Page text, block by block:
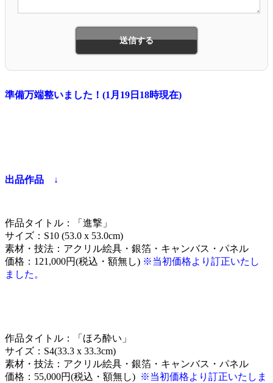
準備万端整いました！(1月19日18時現在)
出品作品 ↓
作品タイトル：「進撃」
サイズ：S10 (53.0 x 53.0cm)
素材・技法：アクリル絵具・銀箔・キャンバス・パネル
価格：121,000円(税込・額無し) ※当初価格より訂正いたし
ました。
作品タイトル：「ほろ酔い」
サイズ：S4(33.3 x 33.3cm)
素材・技法：アクリル絵具・銀箔・キャンバス・パネル
価格：55,000円(税込・額無し) ※当初価格より訂正いたしま